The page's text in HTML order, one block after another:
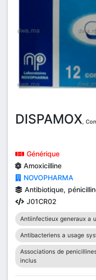
DISPAMOX,
Générique
Amoxicilline
NOVOPHARMA
Antibiotique,
J01CR02
Antiinfectieux generaux a
Antibacteriens a usage
Associations de
inclus